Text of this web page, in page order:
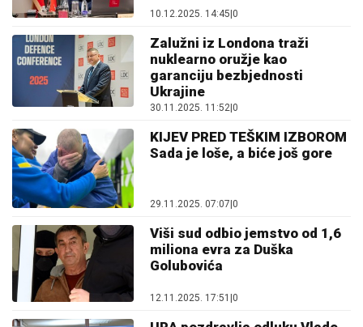
10.12.2025. 14:45|0
Zalužni iz Londona traži
nuklearno oružje kao
garanciju bezbjednosti
Ukrajine
30.11.2025. 11:52|0
KIJEV PRED TEŠKIM IZBOROM
Sada je loše, a biće još gore
29.11.2025. 07:07|0
Viši sud odbio jemstvo od 1,6
miliona evra za Duška
Golubovića
12.11.2025. 17:51 |0